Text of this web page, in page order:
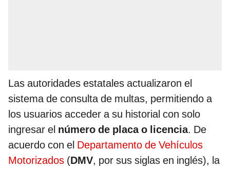
Las autoridades estatales actualizaron el
sistema de consulta de multas, permitiendo a
los usuarios acceder a su historial con solo
ingresar el número de placa o licencia. De
acuerdo con el Departamento de Vehículos
Motorizados (DMV, por sus siglas en inglés), la